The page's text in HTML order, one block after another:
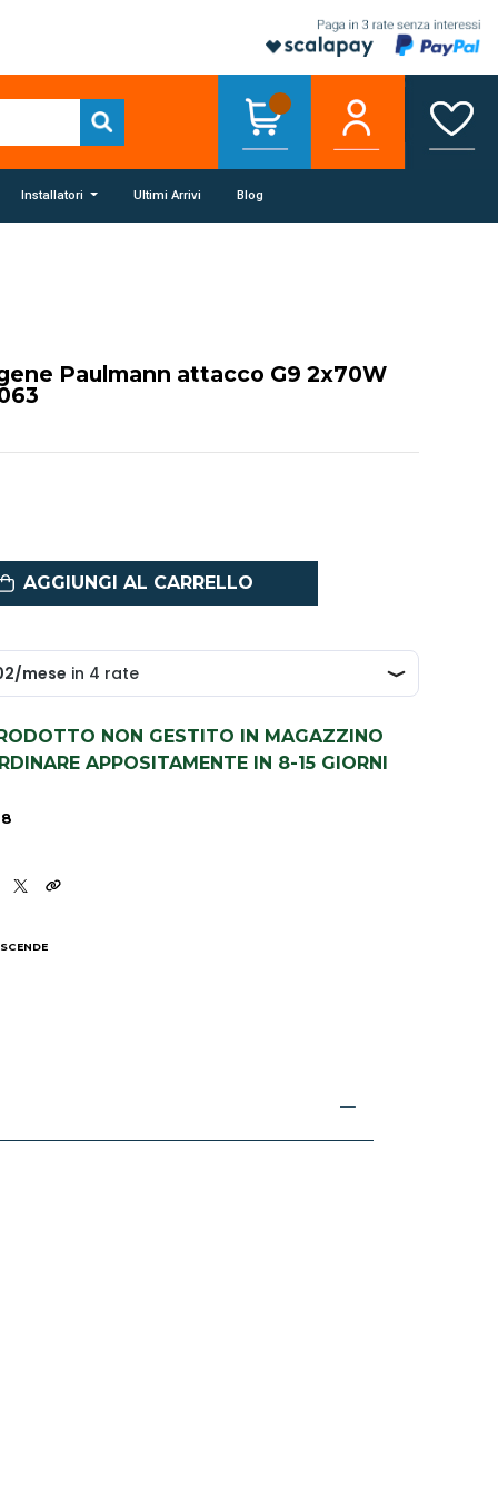
Installatori Ultimi Arrivi Blog
Paulmann attacco G9 2x70W
AGGIUNGI AL CARRELLO
NON GESTITO IN MAGAZZINO
APPOSITAMENTE IN 8-15 GIORNI